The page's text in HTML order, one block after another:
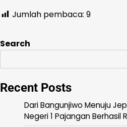
Jumlah pembaca: 9
Search
Recent Posts
Dari Bangunjiwo Menuju
Negeri 1 Pajangan Berhasil